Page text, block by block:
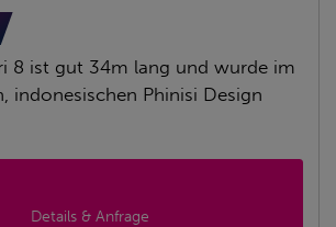
8 ist gut 34m lang und wurde im
indonesischen Phinisi Design
Details & Anfrage